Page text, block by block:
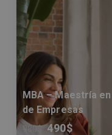
MBA – Maestría
de Empresas
980$ 490$